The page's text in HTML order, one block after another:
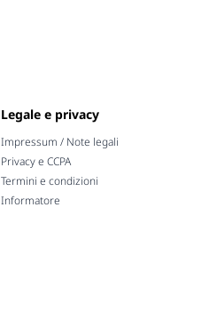
Legale e privacy
Impressum / Note legali
Privacy e CCPA
Termini e condizioni
Informatore